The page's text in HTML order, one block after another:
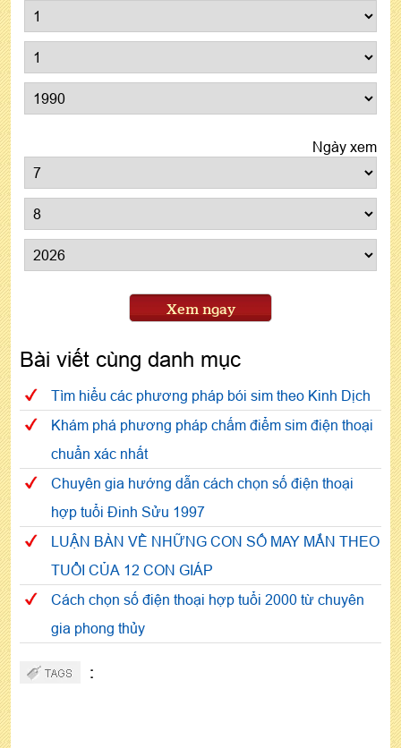
Ngày xem
Xem ngay
Bài viết cùng danh mục
Tìm hiểu các phương pháp bói sim theo Kinh Dịch
Khám phá phương pháp chấm điểm sim điện thoại
chuẩn xác nhất
Chuyên gia hướng dẫn cách chọn số điện thoại
hợp tuổi Đinh Sửu 1997
LUẬN BÀN VỀ NHỮNG CON SỐ MAY MẮN THEO
TUỔI CỦA 12 CON GIÁP
Cách chọn số điện thoại hợp tuổi 2000 từ chuyên
gia phong thủy
: